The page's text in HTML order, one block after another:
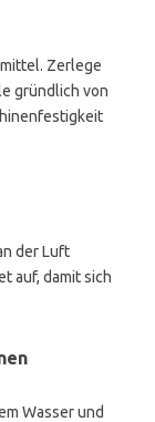
Zerlege
gründlich von
der Luft
auf, damit sich
Wasser und